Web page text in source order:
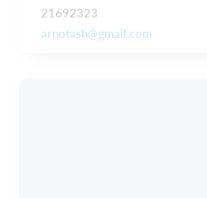
21692323
arnotash@gmail.com